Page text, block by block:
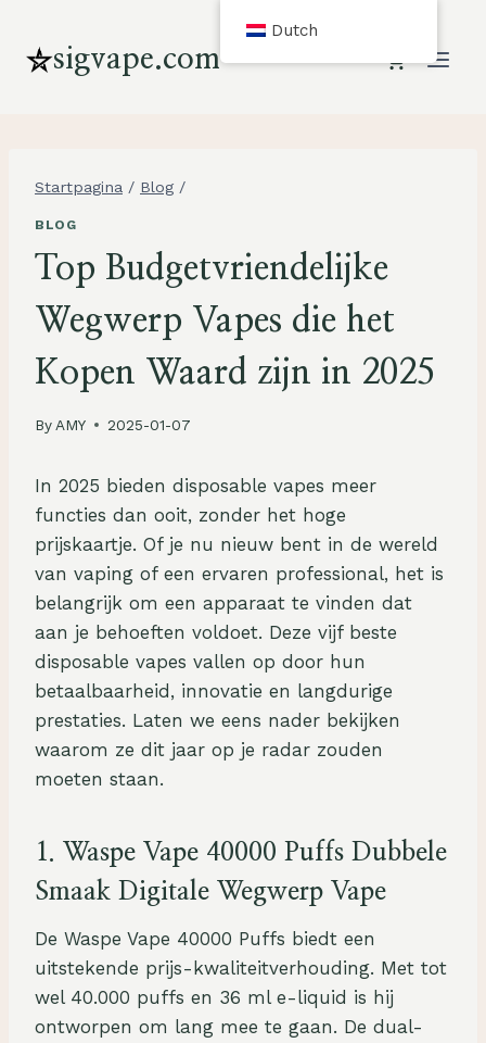
naar sigvape.com
Startpagina / Blog /
BLOG
Top Budgetvriendelijke
Wegwerp Vapes die het
Kopen Waard zijn in 2025
By AMY 2025-01-07
In 2025 bieden disposable vapes meer
functies dan ooit, zonder het hoge
prijskaartje. Of je nu nieuw bent in de wereld
van vaping of een ervaren professional, het is
belangrijk om een apparaat te vinden dat
aan je behoeften voldoet. Deze vijf beste
disposable vapes vallen op door hun
betaalbaarheid, innovatie en langdurige
prestaties. Laten we eens nader bekijken
waarom ze dit jaar op je radar zouden
moeten staan.
1. Waspe Vape 40000 Puffs Dubbele
Smaak Digitale Wegwerp Vape
De Waspe Vape 40000 Puffs biedt een
uitstekende prijs-kwaliteitverhouding. Met tot
wel 40.000 puffs en 36 ml e-liquid is hij
ontworpen om lang mee te gaan. De dual-
Dutch